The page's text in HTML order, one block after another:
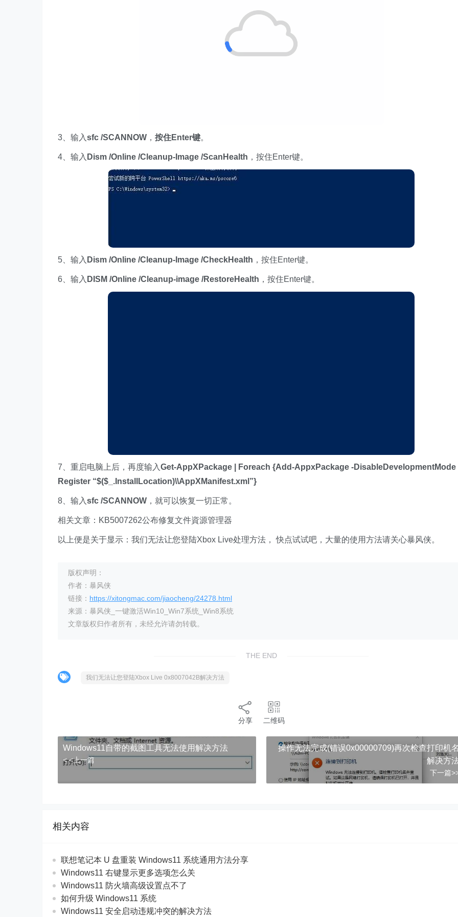
3、输入sfc /SCANNOW ， 按住Enter键。
4、输入 Dism /Online /Cleanup-Image /ScanHealth ，按住Enter键。
5、输入 Dism /Online /Cleanup-Image /CheckHealth ，按住Enter键。
6、输入 DISM /Online /Cleanup-image /RestoreHealth ，按住Enter键。
7、重启电脑上后，再度输入Get-AppXPackage | Foreach {Add-AppxPackage -DisableDevelopmentMode
Register “$($_.InstallLocation)\\AppXManifest.xml”}
8、输入sfc /SCANNOW ，就可以恢复一切正常。
相关文章：KB5007262公布修复文件資源管理器
以上便是关于显示：我们无法让您登陆Xbox Live处理方法， 快点试试吧，大量的使用方法请关心暴风侠。
版权声明：
作者：暴风侠
链接： https://xitongmac.com/jiaocheng/24278.html
来源：暴风侠_一键激活Win10_Win7系统_Win8系统
文章版权归作者所有，未经允许请勿转载。
THE END
我们无法让您登陆Xbox Live 0x8007042B解决方法
分享 二维码
Windows11自带的截图工具无法使用解决方法
< <上一篇
操作无法完成(错误0x00000709)再次检查打印机
解决方
下一篇
相关内容
联想笔记本 U 盘重装 Windows11 系统通用方法分享
Windows11 右键显示更多选项怎么关
Windows11 防火墙高级设置点不了
如何升级 Windows11 系统
Windows11 安全启动违规冲突的解决方法